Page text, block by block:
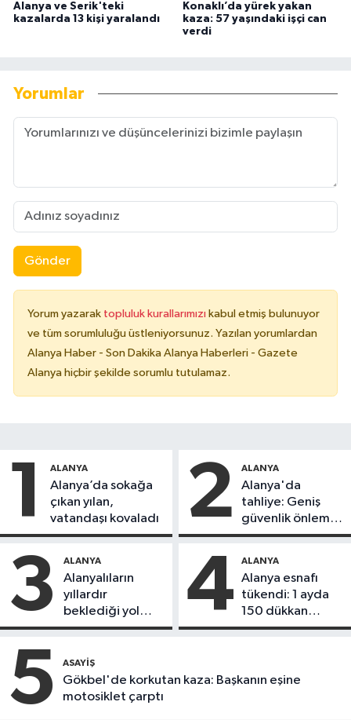
Alanya ve Serik'teki
kazalarda 13 kişi yaralandı
Konaklı’da yürek yakan
kaza: 57 yaşındaki işçi can
verdi
Yorumlar
Gönder
Yorum yazarak topluluk kurallarımızı kabul etmiş bulunuyor
ve tüm sorumluluğu üstleniyorsunuz. Yazılan yorumlardan
Alanya Haber - Son Dakika Alanya Haberleri - Gazete
Alanya hiçbir şekilde sorumlu tutulamaz.
1 ALANYA
Alanya’da sokağa
çıkan yılan,
vatandaşı kovaladı
2 ALANYA
Alanya'da
tahliye: Geniş
güvenlik önlemi
alındı
3 ALANYA
Alanyalıların
yıllardır
beklediği yol
askıdan döndü
4 ALANYA
Alanya esnafı
tükendi: 1 ayda
150 dükkan
kapandı
5 ASAYIŞ
Gökbel'de korkutan kaza: Başkanın eşine
motosiklet çarptı